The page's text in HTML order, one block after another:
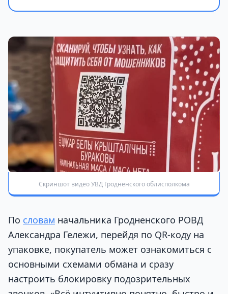
Скриншот видео УВД Гродненского облисполкома
По словам начальника Гродненского РОВД
Александра Гележи, перейдя по QR-коду на
упаковке, покупатель может ознакомиться с
основными схемами обмана и сразу
настроить блокировку подозрительных